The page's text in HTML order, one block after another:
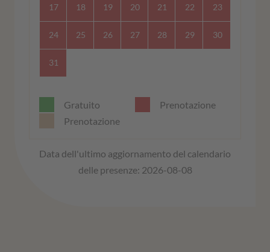
17 18 19 20 21 22 23
24 25 26 27 28 29 30
31
Gratuito
Prenotazione
Prenotazione
Data dell'ultimo aggiornamento del calendario
delle presenze: 2026-08-08